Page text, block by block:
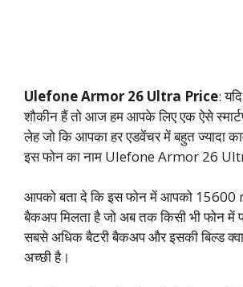
Ulefone Armor 26 Ultra Price:
शौकीन हैं तो आज हम आपके लिए एक ऐसे
लेह जो कि आपका हर एडवेंचर में बहुत ज्यादा
इस फोन का नाम Ulefone Armor 26
आपको बता दे कि इस फोन में आपको 15600
बैकअप मिलता है जो अब तक किसी भी फोन में
सबसे अधिक बैटरी बैकअप और इसकी बिल्ड
अच्छी है।